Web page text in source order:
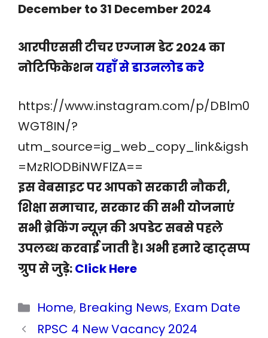
December to 31 December 2024
आरपीएससी टीचर एग्जाम डेट 2024 का
नोटिफिकेशनयहाँ से डाउनलोड करे
https://www.instagram.com/p/DBlm0
WGT8IN/?
utm_source=ig_web_copy_link&igsh
=MzRlODBiNWFlZA==
इस वेबसाइट पर आपको सरकारी नौकरी,
शिक्षा समाचार, सरकार की सभी योजनाएं
सभी ब्रेकिंग न्यूज़ की अपडेट सबसे पहले
उपलब्ध करवाई जाती है। अभी हमारे व्हाट्सप्प
ग्रुप से जुड़े:Click Here
Categories
Home, Breaking News, Exam Date
RPSC 4 New Vacancy 2024